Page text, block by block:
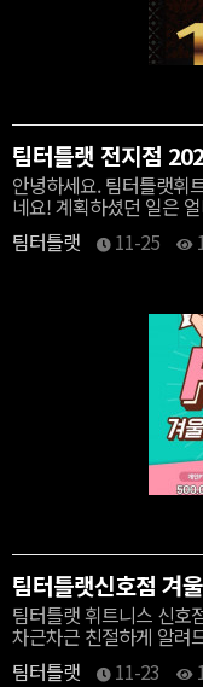
팀터틀랫 전지점
안녕하세요. 팀터틀랫휘
네요! 계획하셨던 일은
팀터틀랫
11-25
팀터틀랫신호점 겨
팀터틀랫 휘트니스 신호
차근차근 친절하게 알려
팀터틀랫
11-23